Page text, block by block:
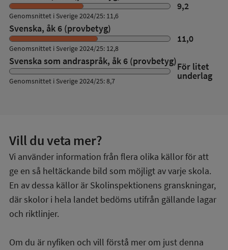
9,2
Genomsnittet i Sverige 2024/25: 11,6
Svenska, åk 6 (provbetyg)
11,0
Genomsnittet i Sverige 2024/25: 12,8
Svenska som andraspråk, åk 6 (provbetyg)För litet
underlag
Genomsnittet i Sverige 2024/25: 8,7
Vill du veta mer?
Vi använder information från flera olika källor för att
ge en så heltäckande bild som möjligt av varje skola.
En av dessa källor är Skolinspektionens granskningar,
där skolor i hela landet bedöms utifrån gällande lagar
och riktlinjer.
Om du är nyfiken och vill förstå mer om just denna